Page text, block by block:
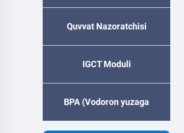
Quvvat Nazoratchisi
IGCT Moduli
BPA (Vodoron yuzaga